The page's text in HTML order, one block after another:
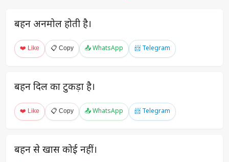
बहन अनमोल होती है।
❤️ Like 📋 Copy 📤 WhatsApp 📨 Telegram
बहन दिल का टुकड़ा है।
❤️ Like 📋 Copy 📤 WhatsApp 📨 Telegram
बहन से खास कोई नहीं।